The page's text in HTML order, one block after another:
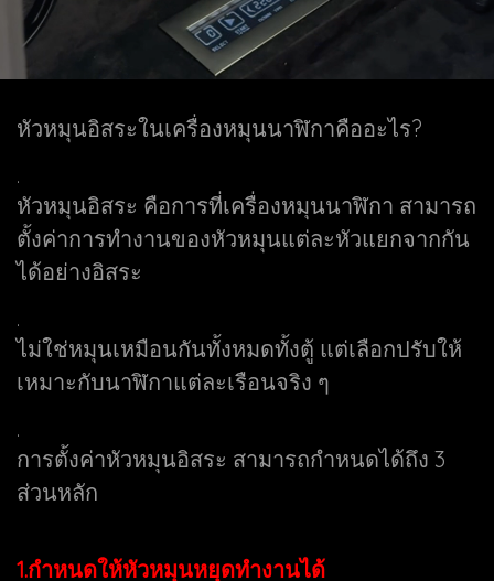
หัวหมุนอิสระในเครื่องหมุนนาฬิกาคืออะไร?
.
หัวหมุนอิสระ คือการที่เครื่องหมุนนาฬิกา สามารถ
ตั้งค่าการทำงานของหัวหมุนแต่ละหัวแยกจากกัน
ได้อย่างอิสระ
.
ไม่ใช่หมุนเหมือนกันทั้งหมดทั้งตู้ แต่เลือกปรับให้
เหมาะกับนาฬิกาแต่ละเรือนจริง ๆ
.
การตั้งค่าหัวหมุนอิสระ สามารถกำหนดได้ถึง 3
ส่วนหลัก
1.กำหนดให้หัวหมุนหยุดทำงานได้